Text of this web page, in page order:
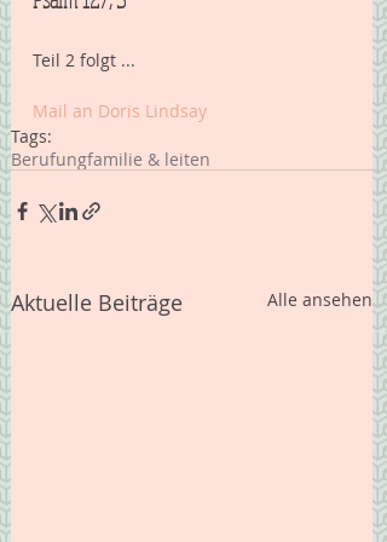
Teil 2 folgt ...
Mail an Doris Lindsay
Tags:
Berufungfamilie & leiten
Aktuelle Beiträge Alle ansehen